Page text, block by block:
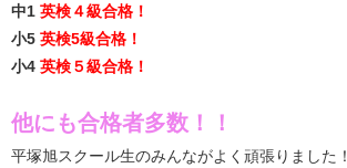
中1 英検４級合格！
小5 英検5級合格！
小4 英検５級合格！
他にも合格者多数！！
平塚旭スクール生のみんながよく頑張りました！